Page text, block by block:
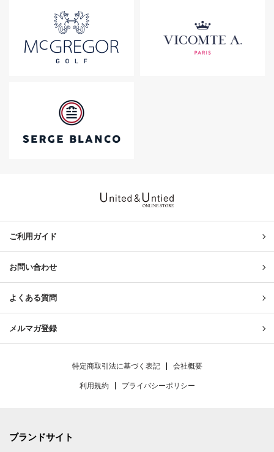
ご利用ガイド
お問い合わせ
よくある質問
メルマガ登録
特定商取引法に基づく表記 会社概要
利用規約 プライバシーポリシー
ブランドサイト